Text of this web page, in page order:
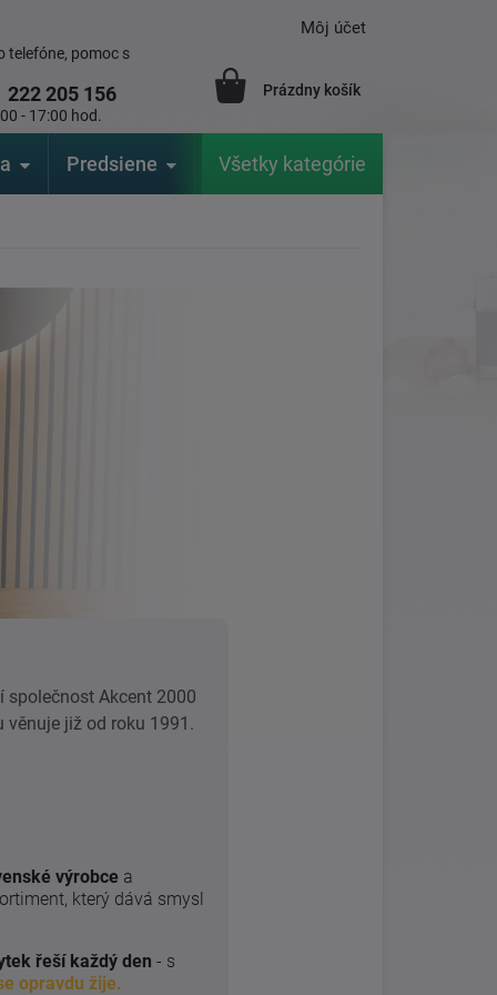
telefóne, pomoc s
222 205 156
- 17:00 hod.
Môj účet
Prázdny košík
Predsiene Výrobcovia
Všetky kategórie
společnost Akcent 2000
věnuje již od roku 1991.
výrobce a
který dává smysl
řeší každý den - s
opravdu žije.